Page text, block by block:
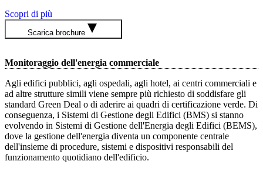
Scopri di più
Scarica brochure
Monitoraggio dell'energia commerciale
Agli edifici pubblici, agli ospedali, agli hotel, ai centri commerciali e
ad altre strutture simili viene sempre più richiesto di soddisfare gli
standard Green Deal o di aderire ai quadri di certificazione verde. Di
conseguenza, i Sistemi di Gestione degli Edifici (BMS) si stanno
evolvendo in Sistemi di Gestione dell'Energia degli Edifici (BEMS),
dove la gestione dell'energia diventa un componente centrale
dell'insieme di procedure, sistemi e dispositivi responsabili del
funzionamento quotidiano dell'edificio.